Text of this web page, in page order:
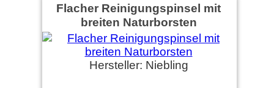
Flacher Reinigungspinsel mit
breiten Naturborsten
Hersteller: Niebling